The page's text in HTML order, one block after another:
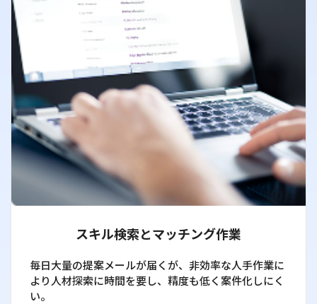
スキル検索とマッチング作業
毎日大量の提案メールが届くが、非効率な人手作業に
より人材探索に時間を要し、精度も低く案件化しにく
い。